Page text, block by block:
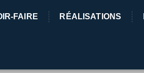
FAIRE RÉALISATIONS